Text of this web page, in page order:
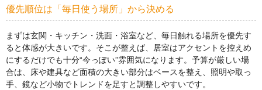
優先順位は「毎日使う場所」から決める
まずは玄関・キッチン・洗面・浴室など、毎日触れる場所を優先す
ると体感が大きいです。そこが整えば、居室はアクセントを控えめ
にするだけでも十分“今っぽい”雰囲気になります。予算が厳しい場
合は、床や建具など面積の大きい部分はベースを整え、照明や取っ
手、鏡など小物でトレンドを足すと調整しやすいです。